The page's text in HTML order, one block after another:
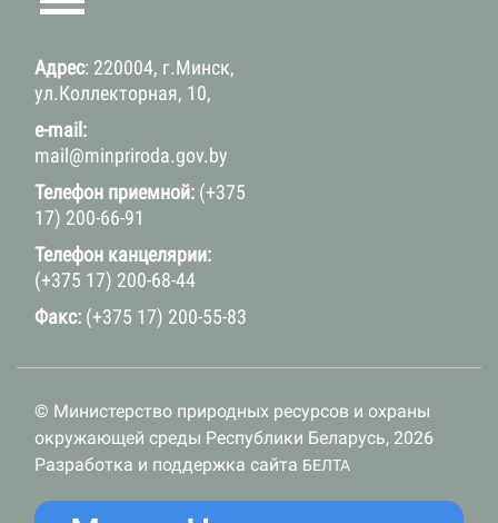
Адрес: 220004, г.Минск,
ул.Коллекторная, 10,
e-mail:
mail@minpriroda.gov.by
Телефон приемной: (+375
17) 200-66-91
Телефон канцелярии:
(+375 17) 200-68-44
Факс: (+375 17) 200-55-83
© Министерство природных ресурсов и охраны
окружающей среды Республики Беларусь, 2026
Разработка и поддержка сайта БЕЛТА